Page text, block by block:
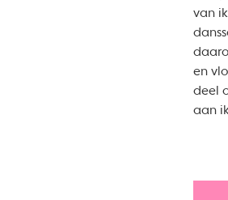
van
en
deel
aan